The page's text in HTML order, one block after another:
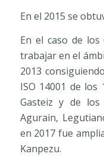
En el 2015 se
En el caso de los
trabajar en el
2013
ISO 14001 de los
Gasteiz y de los
Agurain,
en 2017 fue
Kanpezu.